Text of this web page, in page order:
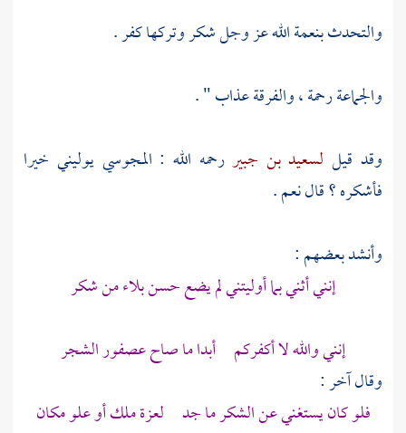
والتحدث بنعمة الله عز وجل شكر وتركها كفر .
والجماعة رحمة ، والفرقة عذاب " .
وقد قيل لسعيد بن جبيررحمه الله : المجوسي يوليني خيرا
فأشكره ؟ قال نعم .
وأنشد بعضهم :
إنني أثني بما أوليتني لم يضع حسن بلاء من شكر
إنني والله لا أكفركم أبدا ما صاح عصفور الشجر
وقال آخر :
فلو كان يستغني عن الشكر ما جد لعزة ملك أو علو مكان